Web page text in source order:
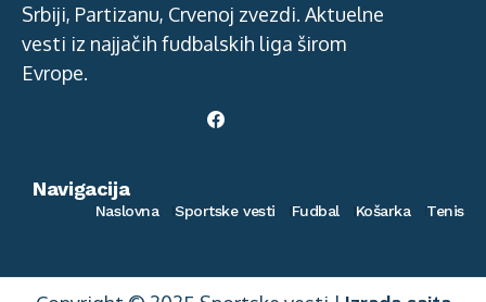
Srbiji, Partizanu, Crvenoj zvezdi. Aktuelne
vesti iz najjačih fudbalskih liga širom
Evrope.
Navigacija
Naslovna Sportske vesti Fudbal Košarka Tenis